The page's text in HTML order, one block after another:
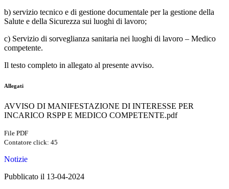
b) servizio tecnico e di gestione documentale per la gestione della
Salute e della Sicurezza sui luoghi di lavoro;
c) Servizio di sorveglianza sanitaria nei luoghi di lavoro – Medico
competente.
Il testo completo in allegato al presente avviso.
Allegati
AVVISO DI MANIFESTAZIONE DI INTERESSE PER
INCARICO RSPP E MEDICO COMPETENTE.pdf
File PDF
Contatore click: 45
Notizie
Pubblicato il 13-04-2024